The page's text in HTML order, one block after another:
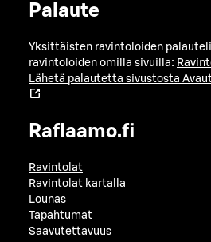
Palaute
Yksittäisten ravintoloiden
ravintoloiden omilla sivuilla:
Lähetä palautetta sivustosta
Raflaamo.fi
Ravintolat
Ravintolat kartalla
Lounas
Tapahtumat
Saavutettavuus